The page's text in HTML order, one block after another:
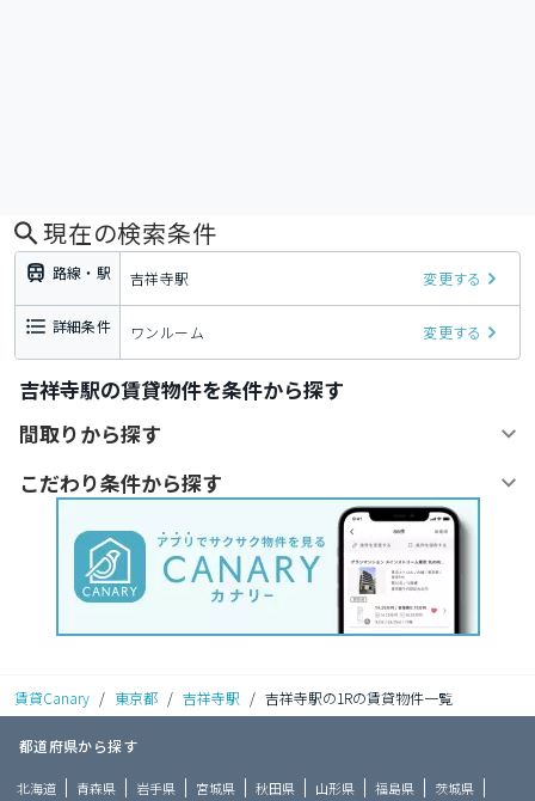
現在の検索条件
路線・駅 吉祥寺駅 変更する
詳細条件 ワンルーム 変更する
吉祥寺駅の賃貸物件を条件から探す
間取りから探す
こだわり条件から探す
賃貸Canary / 東京都 / 吉祥寺駅 / 吉祥寺駅の1Rの賃貸物件一覧
都道府県から探す
北海道 青森県 岩手県 宮城県 秋田県 山形県 福島県 茨城県